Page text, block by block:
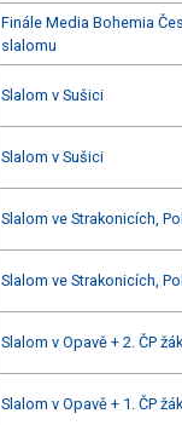
Finále Media Bohemia
slalomu
Slalom v Sušici
Slalom v Sušici
Slalom ve Strakonicích,
Slalom ve Strakonicích,
Slalom v Opavě + 2. ČP
Slalom v Opavě + 1. ČP